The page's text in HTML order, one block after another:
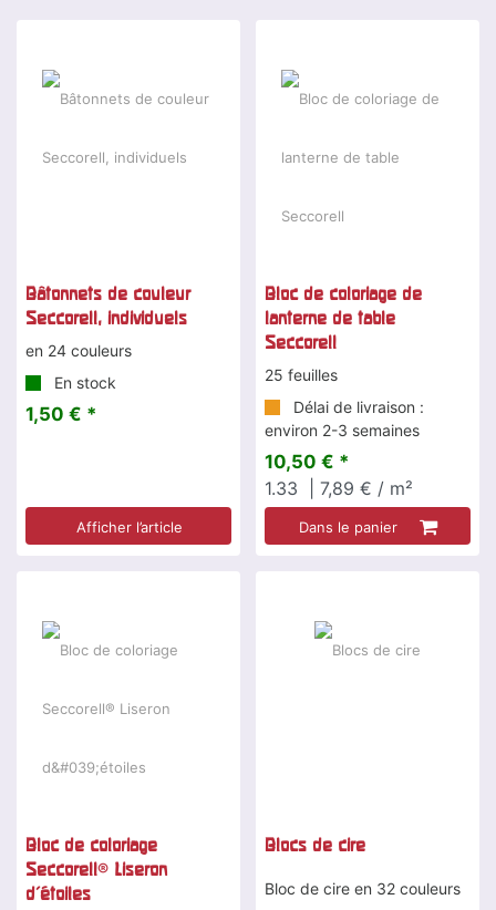
Bâtonnets de couleur
Seccorell, individuels
en 24 couleurs
En stock
1,50 € *
Afficher l’article
Bloc de coloriage de
lanterne de table
Seccorell
25 feuilles
Délai de livraison :
environ 2-3 semaines
10,50 € *
1.33
| 7,89 € / m²
Dans le panier
Bloc de coloriage
Seccorell® Liseron
d'étoiles
Blocs de cire
Bloc de cire en 32 couleurs